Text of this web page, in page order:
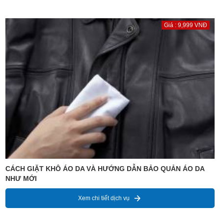
Giá : 9,999 VNĐ
CÁCH GIẶT KHÔ ÁO DA VÀ HƯỚNG DẪN BẢO QUẢN ÁO DA
NHƯ MỚI
Xem chi tiết dịch vụ